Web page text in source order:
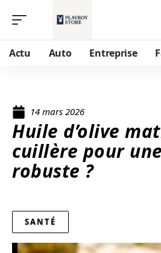
Actu Auto Entreprise
14 mars 2026
Huile d’olive
cuillère pour
robuste ?
SANTÉ